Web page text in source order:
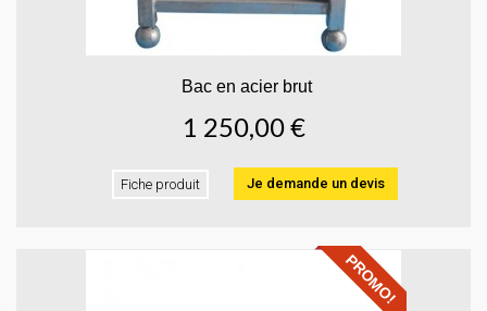
Bac en acier brut
1 250,00 €
Fiche produit Je demande un devis
PROMO!